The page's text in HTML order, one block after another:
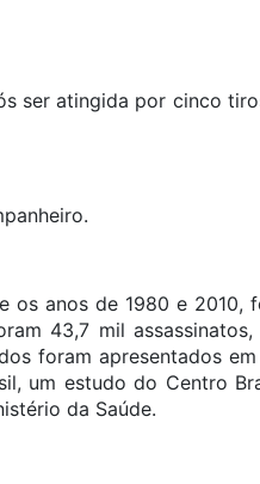
ser atingida por cinco
companheiro.
anos de 1980 e 2010,
43,7 mil assassinatos,
foram apresentados
um estudo do Centro
da Saúde.